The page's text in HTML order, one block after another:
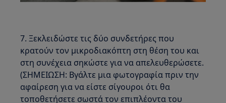
7. Ξεκλειδώστε τις δύο συνδετήρες που
κρατούν τον μικροδιακόπτη στη θέση του και
στη συνέχεια σηκώστε για να απελευθερώσετε.
(ΣΗΜΕΙΩΣΗ: Βγάλτε μια φωτογραφία πριν την
αφαίρεση για να είστε σίγουροι ότι θα
τοποθετήσετε σωστά τον επιπλέοντα του